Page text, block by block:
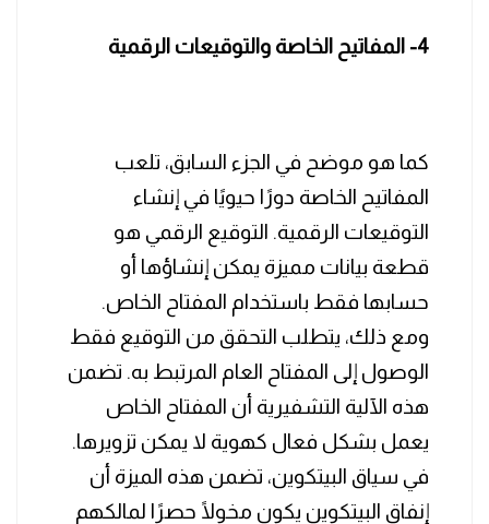
4- المفاتيح الخاصة والتوقيعات الرقمية
كما هو موضح في الجزء السابق، تلعب
المفاتيح الخاصة دورًا حيويًا في إنشاء
التوقيعات الرقمية. التوقيع الرقمي هو
قطعة بيانات مميزة يمكن إنشاؤها أو
حسابها فقط باستخدام المفتاح الخاص.
ومع ذلك، يتطلب التحقق من التوقيع فقط
الوصول إلى المفتاح العام المرتبط به. تضمن
هذه الآلية التشفيرية أن المفتاح الخاص
يعمل بشكل فعال كهوية لا يمكن تزويرها.
في سياق البيتكوين، تضمن هذه الميزة أن
إنفاق البيتكوين يكون مخولًا حصرًا لمالكهم